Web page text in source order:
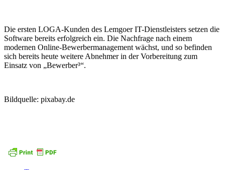
Die ersten LOGA-Kunden des Lemgoer IT-Dienstleisters setzen die
Software bereits erfolgreich ein. Die Nachfrage nach einem
modernen Online-Bewerbermanagement wächst, und so befinden
sich bereits heute weitere Abnehmer in der Vorbereitung zum
Einsatz von „Bewerber³“.
Bildquelle: pixabay.de